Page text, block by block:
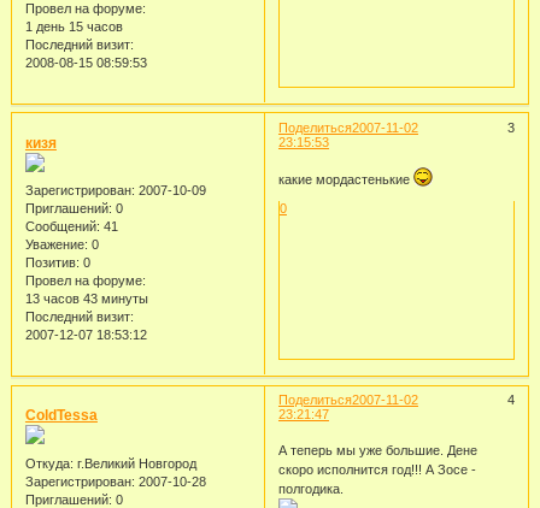
Провел на форуме:
1 день 15 часов
Последний визит:
2008-08-15 08:59:53
Поделиться 3
2007-11-02
23:15:53
кизя
Зарегистрирован: 2007-10-09
Приглашений: 0
Сообщений: 41
Уважение: 0
Позитив: 0
Провел на форуме:
13 часов 43 минуты
Последний визит:
2007-12-07 18:53:12
какие мордастенькие
0
Поделиться 4
2007-11-02
23:21:47
ColdTessa
Откуда: г.Великий Новгород
Зарегистрирован: 2007-10-28
Приглашений: 0
А теперь мы уже большие. Дене
скоро исполнится год!!! А Зосе -
полгодика.